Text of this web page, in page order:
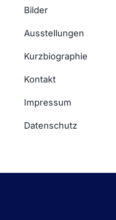
Bilder
Ausstellungen
Kurzbiographie
Kontakt
Impressum
Datenschutz